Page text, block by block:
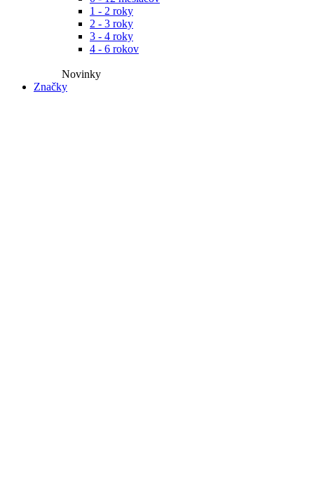
1 - 2 roky
2 - 3 roky
3 - 4 roky
4 - 6 rokov
Novinky​
Značky